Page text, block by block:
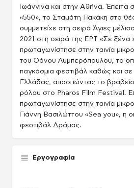
Ιωάννινα και στην Αθήνα. Έπειτα
«550», το Σταμάτη Πακάκη στο
συμμετείχε στη σειρά Άγιες
2021 στη σειρά της ΕΡΤ «Σε ξένα
πρωταγωνίστησε στην ταινία
του Θάνου Λυμπερόπουλου, το
παγκόσμια φεστιβάλ καθώς και σε
Ελλάδας, αποσπώντας το βραβείο
ρόλου στο Pharos Film Festival.
πρωταγωνίστησε στην ταινία
Γιάννη Βασιλώττου «Sea you», η
φεστιβάλ Δράμας.
Εργογραφία